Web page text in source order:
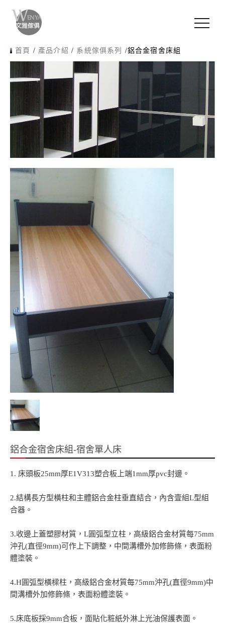
首頁 / 產品介紹 / 系統傢俱系列 /鋁合金宿舍床組
鋁合金宿舍床組-宿舍單人床
1. 床頭板25mm厚E1V313塑合板上端1mm厚pvc封邊。
2.結構長方型橫柱和主體鋁合金柱垂直結合，內含壹組L型組
合器。
3.收邊上蓋塑膠材質，L圓弧型立柱，高級鋁合金材質每75mm
沖孔(直徑9mm)可作上下調整，中間溝槽外加修飾條，表面粉
體塗裝。
4.H圓弧型橫樑柱，高級鋁合金材質每75mm沖孔(直徑9mm)中
間溝槽外加修飾條，表面粉體塗裝。
5.床底板採9mm合板，面貼化粧紙外淋上光油保護表面。